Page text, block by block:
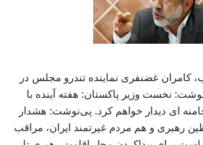
کامران غضنفری نماینده تندرو مجلس در
نخست وزیر پاکستان: هفته آینده با
ای دیدار خواهم کرد. پی‌نوشت: هشدار
رهبری و هم مردم غیرتمند ایران، مراقب